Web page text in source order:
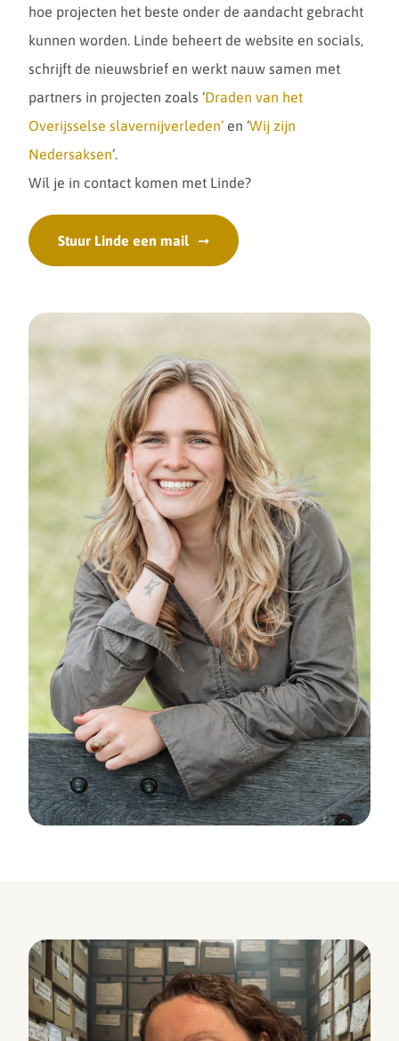
hoe projecten het beste onder de aandacht gebracht
kunnen worden. Linde beheert de website en socials,
schrijft de nieuwsbrief en werkt nauw samen met
partners in projecten zoals ‘Draden van het
Overijsselse slavernijverleden’ en ‘Wij zijn
Nedersaksen‘.
Wil je in contact komen met Linde?
Stuur Linde een mail